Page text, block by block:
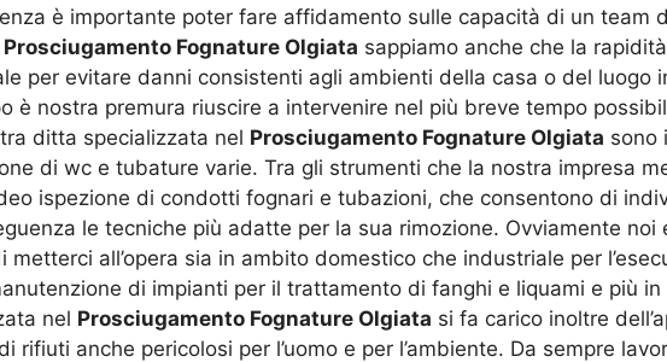
è importante poter fare affidamento sulle capacità di un team
Prosciugamento Fognature Olgiata sappiamo anche che la
per evitare danni consistenti agli ambienti della casa o del luogo
è nostra premura riuscire a intervenire nel più breve tempo
ditta specializzata nel Prosciugamento Fognature Olgiata sono
di wc e tubature varie. Tra gli strumenti che la nostra impresa
ispezione di condotti fognari e tubazioni, che consentono di
le tecniche più adatte per la sua rimozione. Ovviamente noi
metterci all’opera sia in ambito domestico che industriale per
di impianti per il trattamento di fanghi e liquami e più
nel Prosciugamento Fognature Olgiata si fa carico inoltre
rifiuti anche pericolosi per l’uomo e per l’ambiente. Da sempre